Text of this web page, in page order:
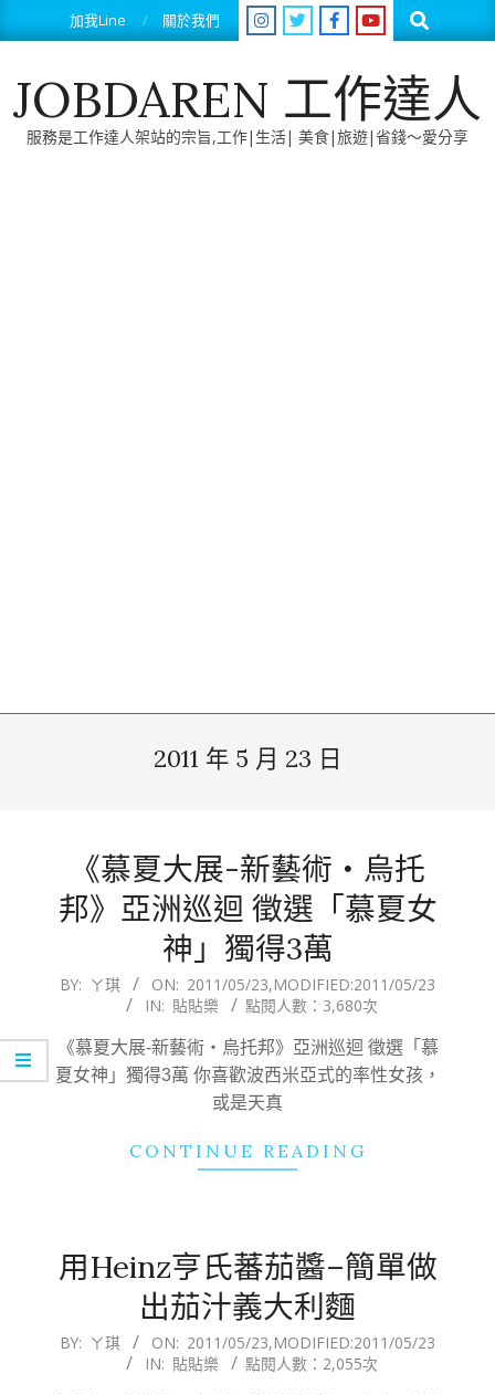
to
加我Line 關於我們 Search
JOBDAREN 工作達人
服務是工作達人架站的宗旨,工作|生活| 美食|旅遊|省錢～愛分享
2011 年 5 月 23 日
《慕夏大展-新藝術‧烏托
邦》亞洲巡迴 徵選「慕夏女
神」獨得3萬
2011-
BY: ㄚ琪 ON: 2011/05/23,MODIFIED:2011/05/23
IN: 貼貼樂 點閱人數：3,680次
《慕夏大展-新藝術‧烏托邦》亞洲巡迴 徵選「慕
夏女神」獨得3萬 你喜歡波西米亞式的率性女孩，
或是天真
CONTINUE READING
用Heinz亨氏蕃茄醬–簡單做
出茄汁義大利麵
2011-
BY: ㄚ琪 ON: 2011/05/23,MODIFIED:2011/05/23
IN: 貼貼樂 點閱人數：2,055次